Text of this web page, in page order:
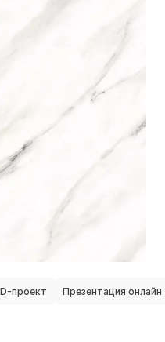
проект Презентация онлайн